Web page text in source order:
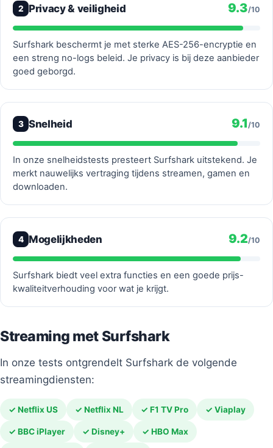
2 Privacy & veiligheid 9.3/10
Surfshark beschermt je met sterke AES-256-encryptie en
een streng no-logs beleid. Je privacy is bij deze aanbieder
goed geborgd.
3 Snelheid 9.1/10
In onze snelheidstests presteert Surfshark uitstekend. Je
merkt nauwelijks vertraging tijdens streamen, gamen en
downloaden.
4 Mogelijkheden 9.2/10
Surfshark biedt veel extra functies en een goede prijs-
kwaliteitverhouding voor wat je krijgt.
Streaming met Surfshark
In onze tests ontgrendelt Surfshark de volgende
streamingdiensten:
✓ Netflix US ✓ Netflix NL ✓ F1 TV Pro ✓ Viaplay
✓ BBC iPlayer ✓ Disney+ ✓ HBO Max